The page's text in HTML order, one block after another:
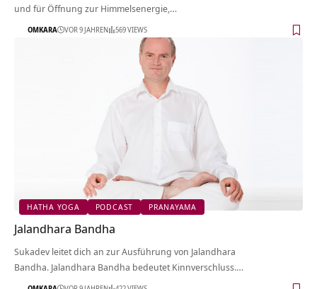
und für Öffnung zur Himmelsenergie,…
OMKARA VOR 9 JAHREN 569 VIEWS
HATHA YOGA PODCAST PRANAYAMA
Jalandhara Bandha
Sukadev leitet dich an zur Ausführung von Jalandhara
Bandha. Jalandhara Bandha bedeutet Kinnverschluss.…